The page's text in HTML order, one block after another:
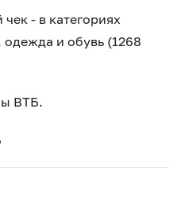
- в категориях
одежда и обувь (1268
ВТБ.